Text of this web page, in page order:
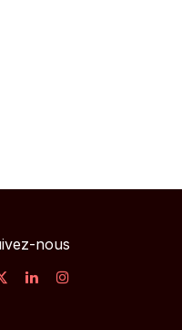
nous